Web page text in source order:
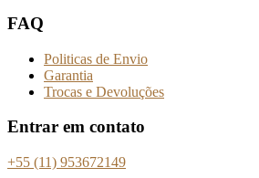
FAQ
Politicas de Envio
Garantia
Trocas e Devoluções
Entrar em contato
+55 (11) 953672149